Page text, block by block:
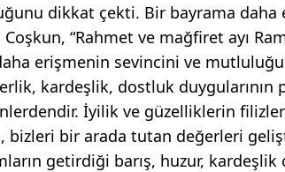
dikkat çekti. Bir bayrama daha
“Rahmet ve mağfiret ayı
erişmenin sevincini ve
kardeşlik, dostluk duygularının
İyilik ve güzelliklerin
bir arada tutan değerleri
getirdiği barış, huzur,